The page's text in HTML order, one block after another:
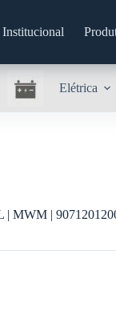
Institucional
Elétrica
MWM |